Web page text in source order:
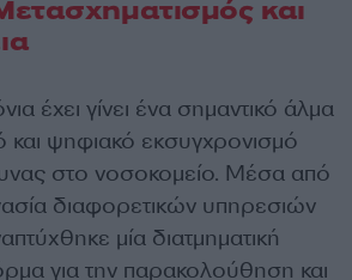
και
έχει γίνει ένα σημαντικό άλμα
και ψηφιακό εκσυγχρονισμό
στο νοσοκομείο. Μέσα από
διαφορετικών υπηρεσιών
μία διατμηματική
για την παρακολούθηση και